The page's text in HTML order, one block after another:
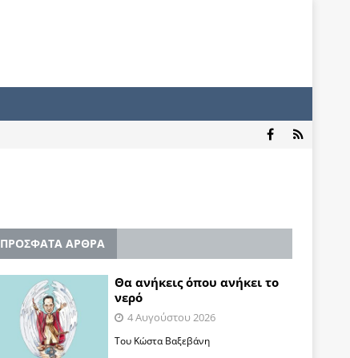
ΠΡΟΣΦΑΤΑ ΑΡΘΡΑ
Θα ανήκεις όπου ανήκει το
νερό
4 Αυγούστου 2026
Του Κώστα Βαξεβάνη